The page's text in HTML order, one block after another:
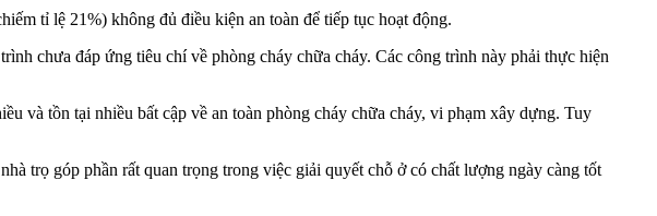
tỉ lệ 21%) không đủ điều kiện an toàn để tiếp tục hoạt động.
chưa đáp ứng tiêu chí về phòng cháy chữa cháy. Các công trình này phải thực hiện
và tồn tại nhiều bất cập về an toàn phòng cháy chữa cháy, vi phạm xây dựng. Tuy
trọ góp phần rất quan trọng trong việc giải quyết chỗ ở có chất lượng ngày càng tốt